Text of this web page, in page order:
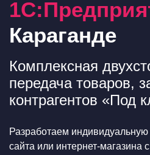
Караганде
Комплексная
передача товаров,
контрагентов «Под
Разработаем
сайта или интернет-магазина